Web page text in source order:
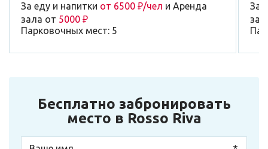
За еду и напитки от 6500 ₽/чел и Аренда
зала от 5000 ₽
Парковочных мест: 5
За
Бесплатно забронировать
место в Rosso Riva